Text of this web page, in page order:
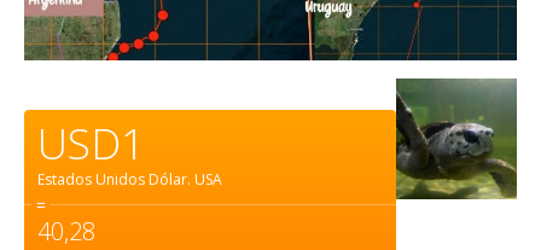
USD1
Estados Unidos Dólar. USA
=
40,28